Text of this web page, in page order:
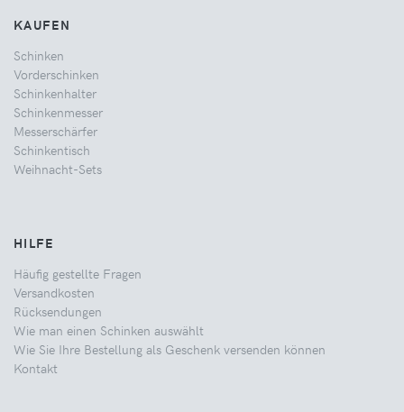
KAUFEN
Schinken
Vorderschinken
Schinkenhalter
Schinkenmesser
Messerschärfer
Schinkentisch
Weihnacht-Sets
HILFE
Häufig gestellte Fragen
Versandkosten
Rücksendungen
Wie man einen Schinken auswählt
Wie Sie Ihre Bestellung als Geschenk versenden können
Kontakt